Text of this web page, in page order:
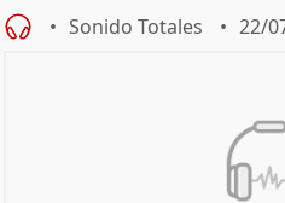
Sonido Totales 22/